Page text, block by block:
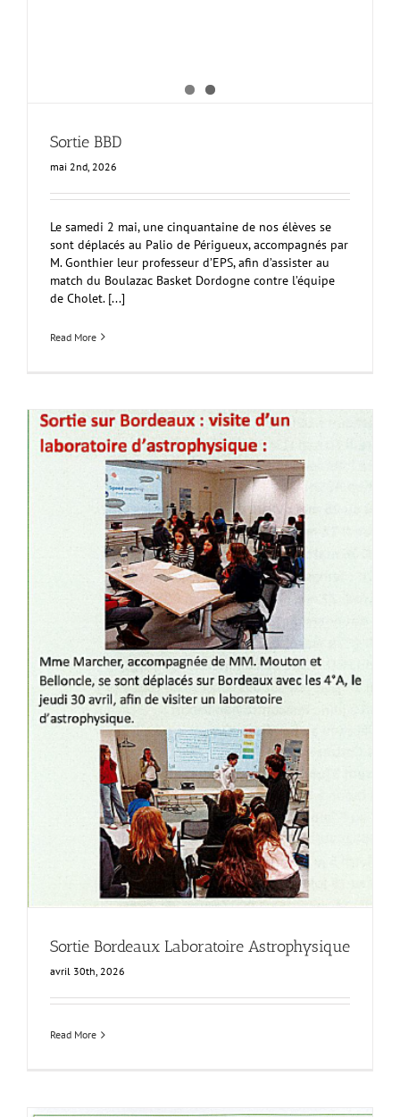
Sortie BBD
mai 2nd, 2026
Le samedi 2 mai, une cinquantaine de nos élèves se
sont déplacés au Palio de Périgueux, accompagnés par
M. Gonthier leur professeur d’EPS, afin d’assister au
match du Boulazac Basket Dordogne contre l’équipe
de Cholet. [...]
Read More
Sortie Bordeaux Laboratoire Astrophysique
avril 30th, 2026
Read More